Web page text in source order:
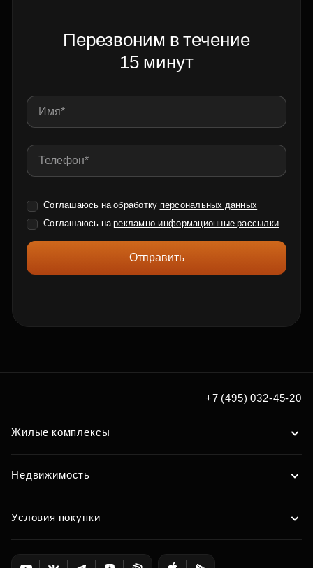
Перезвоним в течение
15 минут
Соглашаюсь на обработку персональных данных
Соглашаюсь нарекламно-информационные рассылки
Отправить
+7 (495) 032-45-20
Жилые комплексы
Недвижимость
Условия покупки